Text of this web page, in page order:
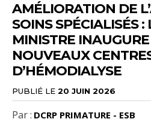
AMÉLIORATION DE
SOINS SPÉCIALISÉS :
MINISTRE
NOUVEAUX
D’HÉMODIALYSE
PUBLIÉ LE 20 JUIN 2026
Par : DCRP PRIMATURE - ESB